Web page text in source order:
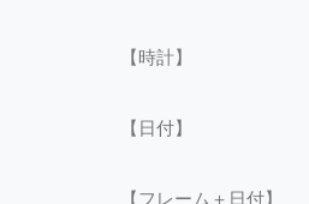
【時計】
【日付】